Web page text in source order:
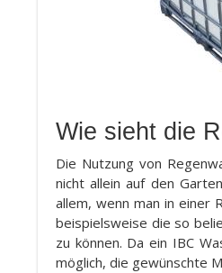
Wie sieht die
Die Nutzung von
nicht allein auf den
allem, wenn man in einer
beispielsweise die so
zu können. Da ein IBC
möglich, die gewünschte